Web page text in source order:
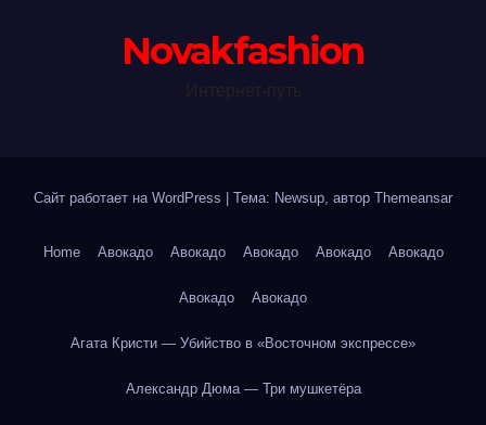
Novakfashion
Сайт работает на WordPress Тема: Newsup, автор Themeansar
Home Авокадо Авокадо Авокадо Авокадо Авокадо
Авокадо Авокадо
Агата Кристи — Убийство в «Восточном экспрессе»
Александр Дюма — Три мушкетёра